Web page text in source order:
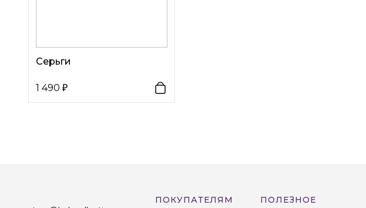
Серьги
1 490
ПОКУПАТЕЛЯМ ПОЛЕЗНОЕ